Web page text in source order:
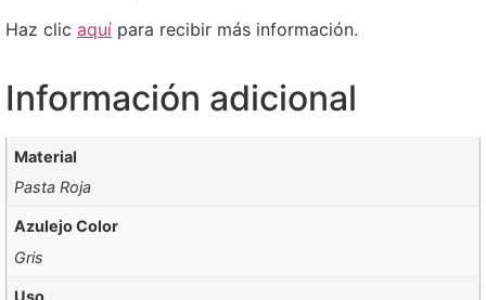
Haz clic aquí para recibir más información.
Información adicional
Material
Pasta Roja
Azulejo Color
Gris
Uso